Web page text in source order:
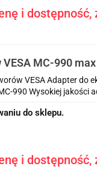
i
MC-990
VESA Adapter do
990 Wysokiej jakości
do sklepu.
i